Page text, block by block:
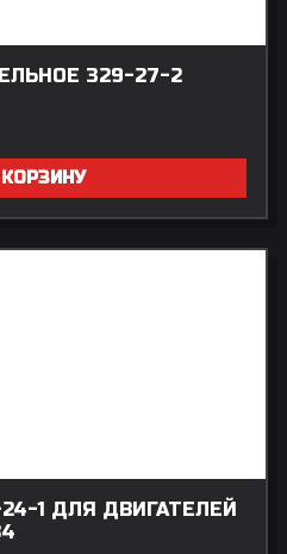
329-27-2
КОРЗИНУ
1 ДЛЯ ДВИГАТЕЛЕЙ